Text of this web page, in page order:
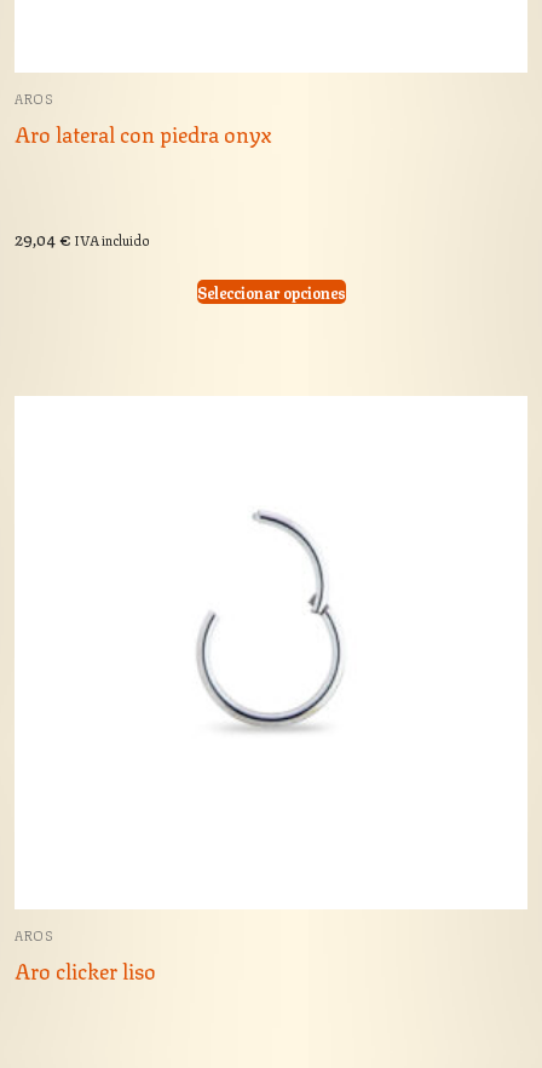
AROS
Aro lateral con piedra onyx
29,04€ IVA incluido
Seleccionar opciones
AROS
Aro clicker liso